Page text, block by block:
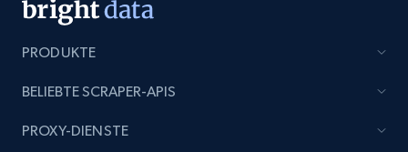
PRODUKTE
BELIEBTE SCRAPER-APIS
PROXY-DIENSTE